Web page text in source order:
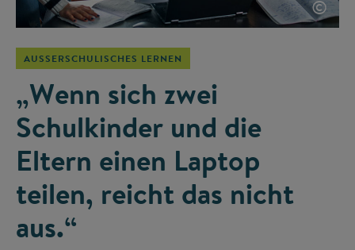
©
AUSSERSCHULISCHES LERNEN
„Wenn sich zwei
Schulkinder und die
Eltern einen Laptop
teilen, reicht das nicht
aus.“